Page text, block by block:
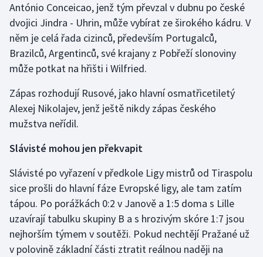
Vodní slalom
Volejbal
Ostatní
António Conceicao, jenž tým převzal v dubnu po české
dvojici Jindra - Uhrin, může vybírat ze širokého kádru. V
něm je celá řada cizinců, především Portugalců,
Brazilců, Argentinců, své krajany z Pobřeží slonoviny
může potkat na hřišti i Wilfried.
Zápas rozhodují Rusové, jako hlavní osmatřicetiletý
Alexej Nikolajev, jenž ještě nikdy zápas českého
mužstva neřídil.
Slávisté mohou jen překvapit
Slávisté po vyřazení v předkole Ligy mistrů od Tiraspolu
sice prošli do hlavní fáze Evropské ligy, ale tam zatím
tápou. Po porážkách 0:2 v Janově a 1:5 doma s Lille
uzavírají tabulku skupiny B a s hrozivým skóre 1:7 jsou
nejhorším týmem v soutěži. Pokud nechtějí Pražané už
v polovině základní části ztratit reálnou naději na